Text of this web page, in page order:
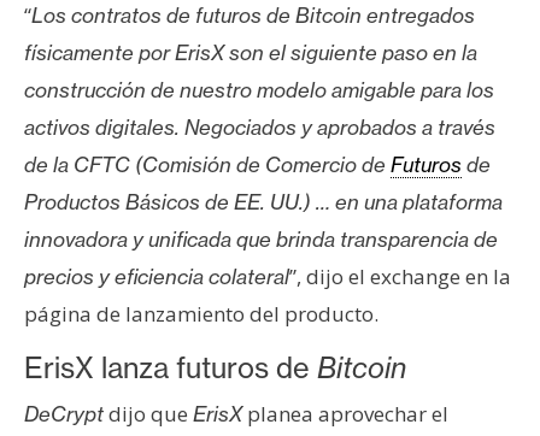
e
r
e
I
n
á
“Los contratos de futuros de Bitcoin entregados
físicamente por ErisX son el siguiente paso en la
construcción de nuestro modelo amigable para los
activos digitales. Negociados y aprobados a través
de la CFTC (Comisión de Comercio de Futuros de
Productos Básicos de EE. UU.) … en una plataforma
innovadora y unificada que brinda transparencia de
precios y eficiencia colateral”, dijo el exchange en la
página de lanzamiento del producto.
ErisX lanza futuros de Bitcoin
DeCryptdijo que ErisXplanea aprovechar el